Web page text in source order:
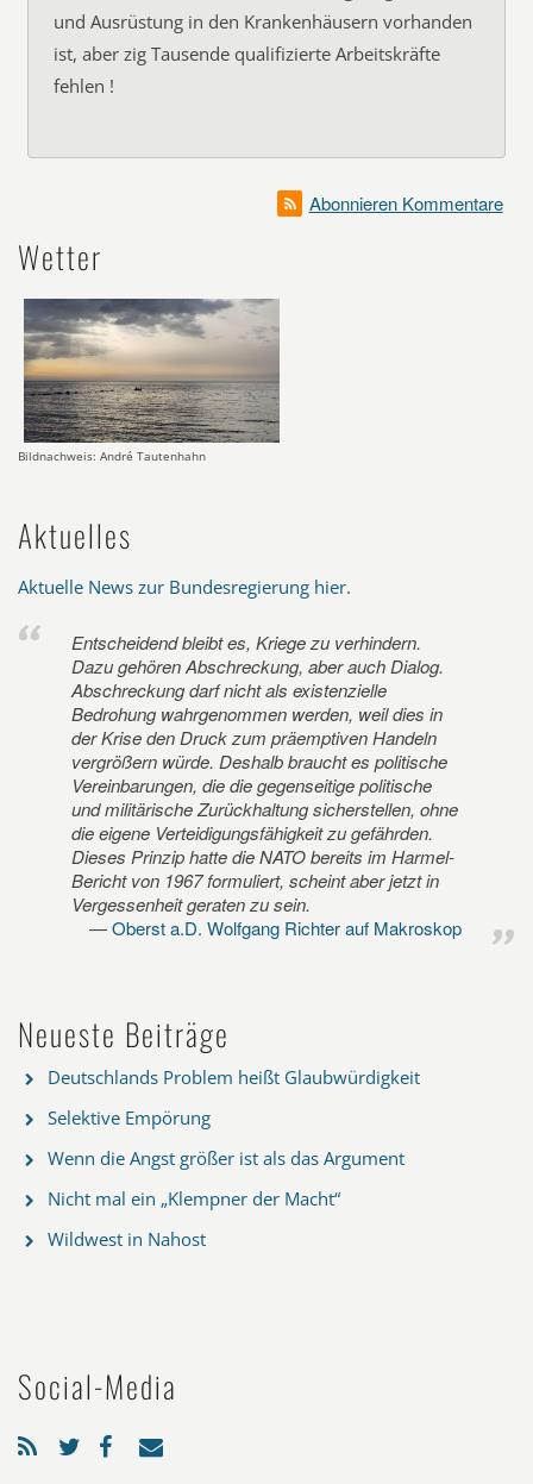
und Ausrüstung in den Krankenhäusern vorhanden
ist, aber zig Tausende qualifizierte Arbeitskräfte
fehlen !
Abonnieren Kommentare
Wetter
Bildnachweis: André Tautenhahn
Aktuelles
Aktuelle News zur Bundesregierung hier.
Entscheidend bleibt es, Kriege zu verhindern.
Dazu gehören Abschreckung, aber auch Dialog.
Abschreckung darf nicht als existenzielle
Bedrohung wahrgenommen werden, weil dies in
der Krise den Druck zum präemptiven Handeln
vergrößern würde. Deshalb braucht es politische
Vereinbarungen, die die gegenseitige politische
und militärische Zurückhaltung sicherstellen, ohne
die eigene Verteidigungsfähigkeit zu gefährden.
Dieses Prinzip hatte die NATO bereits im Harmel-
Bericht von 1967 formuliert, scheint aber jetzt in
Vergessenheit geraten zu sein.
Oberst a.D. Wolfgang Richter auf Makroskop
Neueste Beiträge
Deutschlands Problem heißt Glaubwürdigkeit
Selektive Empörung
Wenn die Angst größer ist als das Argument
Nicht mal ein „Klempner der Macht“
Wildwest in Nahost
Social-Media